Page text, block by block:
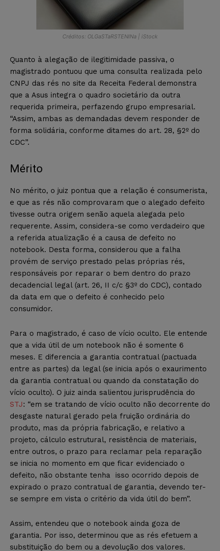
Créditos: OLGaSTaRSTENINa | iStock
Quanto à alegação de ilegitimidade passiva, o
magistrado pontuou que uma consulta realizada pelo
CNPJ das rés no site da Receita Federal demonstra
que a Asus integra o quadro societário da outra
requerida primeira, perfazendo grupo empresarial.
“Assim, ambas as demandadas devem responder de
forma solidária, conforme ditames do art. 28, §2º do
CDC”.
Mérito
No mérito, o juiz pontua que a relação é consumerista,
e que as rés não comprovaram que o alegado defeito
tivesse outra origem senão aquela alegada pelo
requerente. Assim, considera-se como verdadeiro que
a referida atualização é a causa de defeito no
notebook. Desta forma, considerou que a falha
provém de serviço prestado pelas próprias rés,
responsáveis por reparar o bem dentro do prazo
decadencial legal (art. 26, II c/c §3º do CDC), contado
da data em que o defeito é conhecido pelo
consumidor.
Para o magistrado, é caso de vício oculto. Ele entende
que a vida útil de um notebook não é somente 6
meses. E diferencia a garantia contratual (pactuada
entre as partes) da legal (se inicia após o exaurimento
da garantia contratual ou quando da constatação do
vício oculto). O juiz ainda salientou jurisprudência do
STJ: “em se tratando de vício oculto não decorrente do
desgaste natural gerado pela fruição ordinária do
produto, mas da própria fabricação, e relativo a
projeto, cálculo estrutural, resistência de materiais,
entre outros, o prazo para reclamar pela reparação
se inicia no momento em que ficar evidenciado o
defeito, não obstante tenha isso ocorrido depois de
expirado o prazo contratual de garantia, devendo ter-
se sempre em vista o critério da vida útil do bem”.
Assim, entendeu que o notebook ainda goza de
garantia. Por isso, determinou que as rés efetuem a
substituição do bem ou a devolução dos valores.